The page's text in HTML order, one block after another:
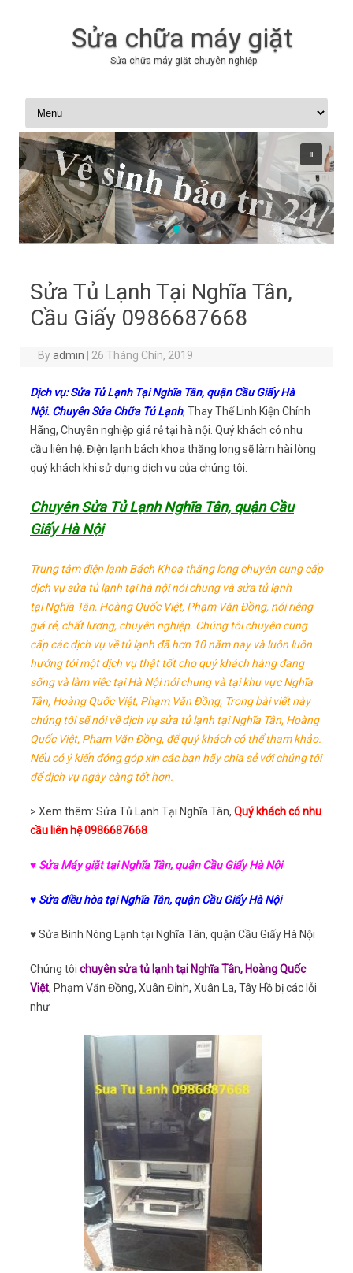
Sửa chữa máy giặt
Sửa chữa máy giặt chuyên nghiệp
Skip to content
Sửa Tủ Lạnh Tại Nghĩa Tân,
Cầu Giấy 0986687668
Byadmin 26 Tháng Chín, 2019
Dịch vụ: Sửa Tủ Lạnh Tại Nghĩa Tân, quận Cầu Giấy Hà
Nội. Chuyên Sửa Chữa Tủ Lạnh, Thay Thế Linh Kiện Chính
Hãng, Chuyên nghiệp giá rẻ tại hà nội. Quý khách có nhu
cầu liên hệ. Điện lạnh bách khoa thăng long sẽ làm hài lòng
quý khách khi sử dụng dịch vụ của chúng tôi.
Chuyên Sửa Tủ Lạnh Nghĩa Tân, quận Cầu
Giấy Hà Nội
Trung tâm điện lạnh Bách Khoa thăng long chuyên cung cấp
dịch vụ sửa tủ lạnh tại hà nội nói chung và sửa tủ lạnh
tại Nghĩa Tân, Hoàng Quốc Việt, Phạm Văn Đồng, nói riêng
giá rẻ, chất lượng, chuyên nghiệp. Chúng tôi chuyên cung
cấp các dịch vụ về tủ lạnh đã hơn 10 năm nay và luôn luôn
hướng tới một dịch vụ thật tốt cho quý khách hàng đang
sống và làm việc tại Hà Nội nói chung và tại khu vực Nghĩa
Tân, Hoàng Quốc Việt, Phạm Văn Đồng, Trong bài viết này
chúng tôi sẽ nói về dịch vụ sửa tủ lạnh tại Nghĩa Tân, Hoàng
Quốc Việt, Phạm Văn Đồng, để quý khách có thể tham khảo.
Nếu có ý kiến đóng góp xin các bạn hãy chia sẻ với chúng tôi
để dịch vụ ngày càng tốt hơn.
> Xem thêm: Sửa Tủ Lạnh Tại Nghĩa Tân, Quý khách có nhu
cầu liên hệ 0986687668
♥ Sửa Máy giặt tại Nghĩa Tân, quận Cầu Giấy Hà Nội
♥ Sửa điều hòa tại Nghĩa Tân, quận Cầu Giấy Hà Nội
♥ Sửa Bình Nóng Lạnh tại Nghĩa Tân, quận Cầu Giấy Hà Nội
Chúng tôi chuyên sửa tủ lạnh tại Nghĩa Tân, Hoàng Quốc
Việt, Phạm Văn Đồng, Xuân Đỉnh, Xuân La, Tây Hồ bị các lỗi
như